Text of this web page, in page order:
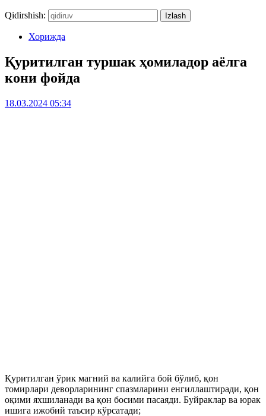
Qidirshish:
Хорижда
Қуритилган туршак ҳомиладор аёлга
кони фойда
18.03.2024 05:34
Қуритилган ўрик магний ва калийга бой бўлиб, қон
томирлари деворларининг спазмларини енгиллаштиради, қон
оқими яхшиланади ва қон босими пасаяди. Буйраклар ва юрак
ишига ижобий таъсир кўрсатади;